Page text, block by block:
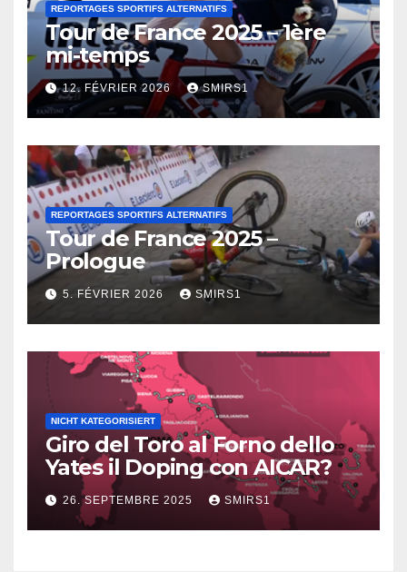
REPORTAGES SPORTIFS ALTERNATIFS
Tour de France 2025 – 1ère
mi-temps
12. FÉVRIER 2026 SMIRS1
REPORTAGES SPORTIFS ALTERNATIFS
Tour de France 2025 –
Prologue
5. FÉVRIER 2026 SMIRS1
NICHT KATEGORISIERT
Giro del Toro al Forno dello
Yates il Doping con AICAR?
26. SEPTEMBRE 2025 SMIRS1